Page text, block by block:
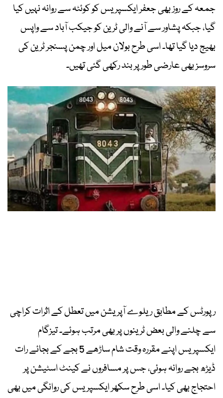
جمعہ کے روز بھی جعفر ایکسپریس کو کوئٹہ سے روانہ نہیں کیا
گیا، جبکہ پشاور سے آنے والی ٹرین کو جیکب آباد سے واپس
بھیج دیا گیا تھا۔ اسی طرح بولان میل اور چمن پسنجر ٹرین کی
سروسز بھی عارضی طور پر بند رکھی گئی تھیں۔
رپورٹس کے مطابق ریلوے آپریشن میں تعطل کے اثرات کراچی
سے چلنے والی بعض ٹرینوں پر بھی مرتب ہوئے۔ تیزگام
ایکسپریس اپنے مقررہ وقت شام ساڑھے 5 بجے کے بجائے رات
ڈیڑھ بجے روانہ ہوئی، جس پر مسافروں نے کینٹ اسٹیشن پر
احتجاج بھی کیا۔ اسی طرح سکھر ایکسپریس کی روانگی میں بھی